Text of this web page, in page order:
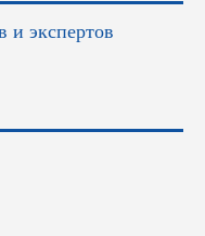
и экспертов